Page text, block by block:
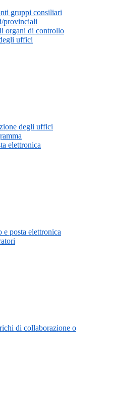
gruppi consiliari
provinciali
organi di controllo
uffici
degli uffici
elettronica
e posta elettronica
di collaborazione o